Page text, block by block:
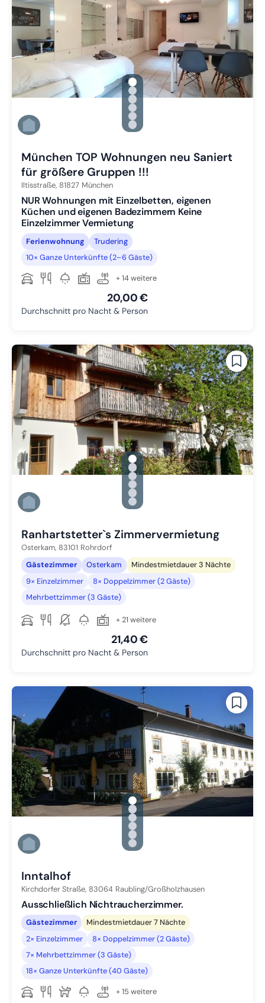
gallery.slide_selector
Zu Slide 1 wechseln
Zu Slide 2 wechseln
Zu Slide 3 wechseln
Zu Slide 4 wechseln
Zu Slide 5 wechseln
Zu Slide 6 wechseln
München TOP Wohnungen neu Saniert
für größere Gruppen !!!
Iltisstraße, 81827 München
NUR Wohnungen mit Einzelbetten, eigenen
Küchen und eigenen Badezimmern Keine
Einzelzimmer Vermietung
Ferienwohnung
Trudering
10× Ganze Unterkünfte (2–6 Gäste)
+ 14 weitere
20,00 €
Durchschnitt pro Nacht & Person
gallery.slide_selector
Zu Slide 1 wechseln
Zu Slide 2 wechseln
Zu Slide 3 wechseln
Zu Slide 4 wechseln
Zu Slide 5 wechseln
Zu Slide 6 wechseln
Ranhartstetter`s Zimmervermietung
Osterkam, 83101 Rohrdorf
Gästezimmer
Osterkam
Mindestmietdauer 3 Nächte
9× Einzelzimmer
8× Doppelzimmer (2 Gäste)
Mehrbettzimmer (3 Gäste)
+ 21 weitere
21,40 €
Durchschnitt pro Nacht & Person
gallery.slide_selector
Zu Slide 1 wechseln
Zu Slide 2 wechseln
Zu Slide 3 wechseln
Zu Slide 4 wechseln
Zu Slide 5 wechseln
Zu Slide 6 wechseln
Inntalhof
Kirchdorfer Straße, 83064 Raubling/Großholzhausen
Ausschließlich Nichtraucherzimmer.
Gästezimmer
Mindestmietdauer 7 Nächte
2× Einzelzimmer
8× Doppelzimmer (2 Gäste)
7× Mehrbettzimmer (3 Gäste)
18× Ganze Unterkünfte (40 Gäste)
+ 15 weitere